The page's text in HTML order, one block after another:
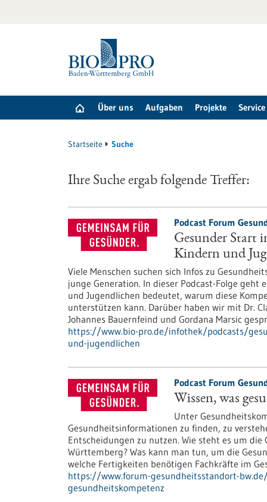
Über uns Aufgaben Projekte Service
Startseite Suche
Ihre Suche ergab folgende Treffer:
Podcast Forum
Gesunder Start
Kindern und
Viele Menschen suchen sich Infos zu
junge Generation. In dieser Podcast-Folge geht
und Jugendlichen bedeutet, warum diese
unterstützen kann. Darüber haben wir mit Dr.
Johannes Bauernfeind und Gordana Marsic
https://www.bio-pro.de/infothek/podcasts/
und-jugendlichen
Podcast Forum
Wissen, was
Unter
Gesundheitsinformationen zu finden, zu
Entscheidungen zu nutzen. Wie steht es um
Württemberg? Was kann man tun, um die
welche Fertigkeiten benötigen Fachkräfte im
https://www.forum-gesundheitsstandort-
gesundheitskompetenz